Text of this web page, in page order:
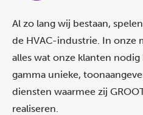
Al zo lang wij bestaan,
de HVAC-industrie. In onze
alles wat onze klanten
gamma unieke,
diensten waarmee zij
realiseren.